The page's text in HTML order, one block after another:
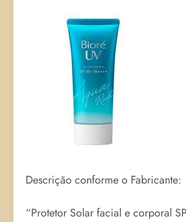
Descrição conforme o Fabricante:
“Protetor Solar facial e corporal